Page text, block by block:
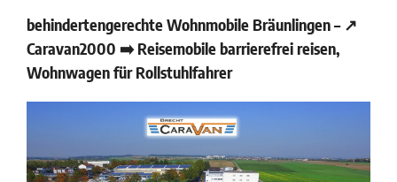
behindertengerechte Wohnmobile Bräunlingen – ↗️
Caravan2000 ➡️ Reisemobile barrierefrei reisen,
Wohnwagen für Rollstuhlfahrer